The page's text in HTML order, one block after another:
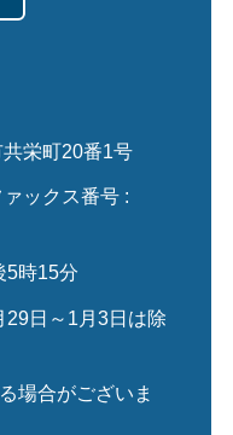
栄町20番1号
ァックス番号 :
5時15分
29日～1月3日は除
場合がございま